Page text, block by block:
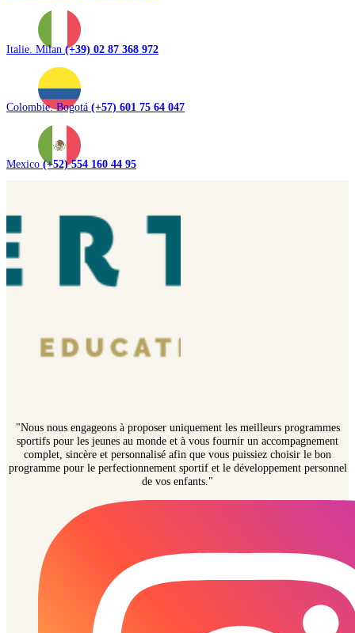
Italie. Milan (+39) 02 87 368 972
Colombie. Bogotá (+57) 601 75 64 047
Mexico (+52) 554 160 44 95
"Nous nous engageons à proposer uniquement les meilleurs programmes
sportifs pour les jeunes au monde et à vous fournir un accompagnement
complet, sincère et personnalisé afin que vous puissiez choisir le bon
programme pour le perfectionnement sportif et le développement personnel
de vos enfants."